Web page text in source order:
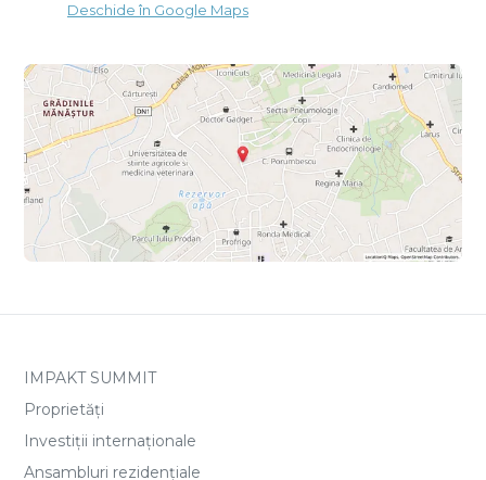
Deschide în Google Maps
IMPAKT SUMMIT
Proprietăți
Investiții internaționale
Ansambluri rezidențiale